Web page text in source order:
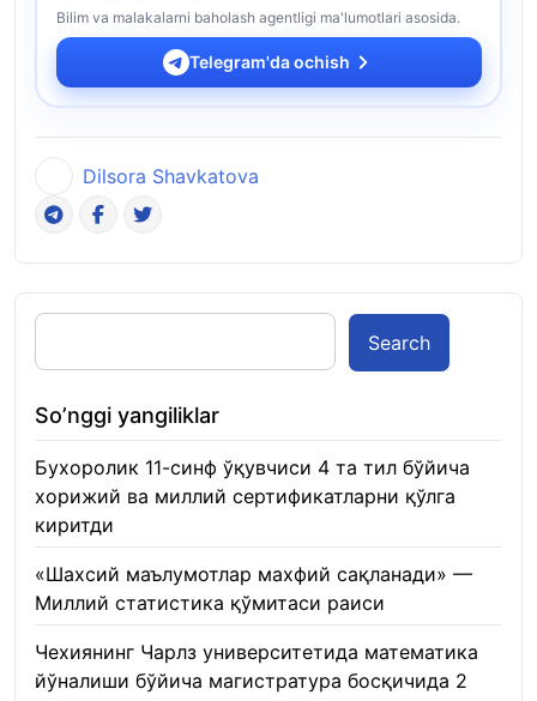
Bilim va malakalarni baholash agentligi ma'lumotlari asosida.
Telegram'da ochish
Dilsora Shavkatova
Search
So’nggi yangiliklar
Бухоролик 11-синф ўқувчиси 4 та тил бўйича
хорижий ва миллий сертификатларни қўлга
киритди
«Шахсий маълумотлар махфий сақланади» —
Миллий статистика қўмитаси раиси
Чехиянинг Чарлз университетида математика
йўналиши бўйича магистратура босқичида 2